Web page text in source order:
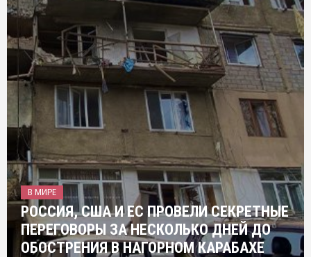
В МИРЕ
РОССИЯ, США И ЕС ПРОВЕЛИ СЕКРЕТНЫЕ
ПЕРЕГОВОРЫ ЗА НЕСКОЛЬКО ДНЕЙ ДО
ОБОСТРЕНИЯ В НАГОРНОМ КАРАБАХЕ